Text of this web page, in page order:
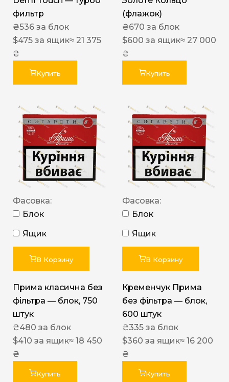
фильтр
₴536 за блок
$475 за ящик≈ 21 375
₴
Купить
(флажок)
₴670 за блок
$600 за ящик≈ 27 000
₴
Купить
Фасовка:
Блок
Ящик
В Корзину
Прима класична без
фільтра — блок, 750
штук
₴480 за блок
$410 за ящик≈ 18 450
₴
Купить
Фасовка:
Блок
Ящик
В Корзину
Кременчук Прима
без фільтра — блок,
600 штук
₴335 за блок
$360 за ящик≈ 16 200
₴
Купить